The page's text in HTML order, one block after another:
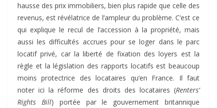
hausse des prix immobiliers, bien plus rapide que celle des
revenus, est révélatrice de l’ampleur du problème. C’est ce
qui explique le recul de l’accession à la propriété, mais
aussi les difficultés accrues pour se loger dans le parc
locatif privé, car la liberté de fixation des loyers est la
règle et la législation des rapports locatifs est beaucoup
moins protectrice des locataires qu’en France. Il faut
noter ici la réforme des droits des locataires (Renters’
Rights Bill) portée par le gouvernement britannique